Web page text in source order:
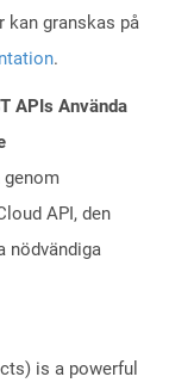
kan granskas på
.
APIs Använda
genom
API, den
nödvändiga
is a powerful